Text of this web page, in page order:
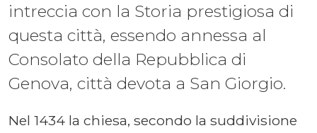
intreccia con la Storia prestigiosa di
questa città, essendo annessa al
Consolato della Repubblica di
Genova, città devota a San Giorgio.
Nel 1434 la chiesa, secondo la suddivisione